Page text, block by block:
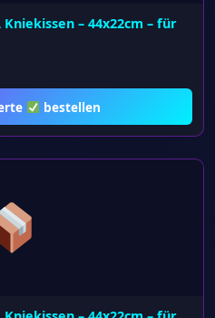
– 44x22cm – für
bestellen